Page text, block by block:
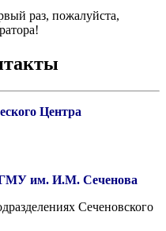
раз, пожалуйста,
Центра
им. И.М. Сеченова
Сеченовского